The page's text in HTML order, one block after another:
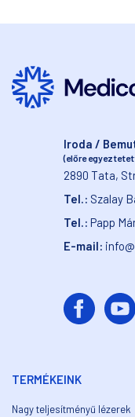
Iroda /
(előre
2890 Tata,
Tel.: Szalay
Tel.: Papp
E-mail:
TERMÉKEINK
Nagy teljesítményű lézerek